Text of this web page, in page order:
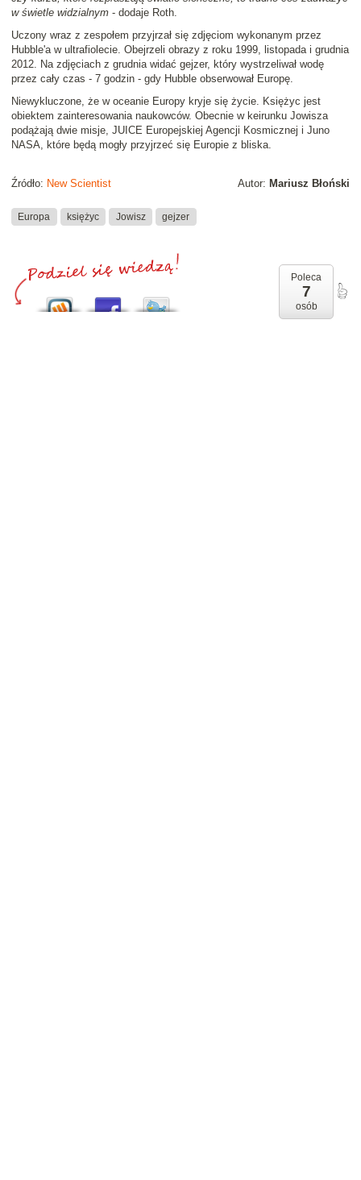
w świetle widzialnym - dodaje Roth.
Uczony wraz z zespołem przyjrzał się zdjęciom wykonanym przez
Hubble'a w ultrafiolecie. Obejrzeli obrazy z roku 1999, listopada i grudnia
2012. Na zdjęciach z grudnia widać gejzer, który wystrzeliwał wodę
przez cały czas - 7 godzin - gdy Hubble obserwował Europę.
Niewykluczone, że w oceanie Europy kryje się życie. Księżyc jest
obiektem zainteresowania naukowców. Obecnie w keirunku Jowisza
podążają dwie misje, JUICE Europejskiej Agencji Kosmicznej i Juno
NASA, które będą mogły przyjrzeć się Europie z bliska.
Autor: Mariusz Błoński
Źródło: New Scientist
Europa księżyc Jowisz gejzer
Poleca
7
osób